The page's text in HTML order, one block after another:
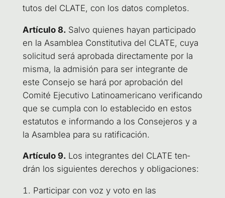
tu­tos del CLA­TE, con los datos completos.
Artícu­lo 8. Sal­vo quie­nes hayan par­ti­ci­pa­do
en la Asam­blea Cons­ti­tu­ti­va del CLA­TE, cuya
soli­ci­tud será apro­ba­da direc­ta­men­te por la
mis­ma, la admi­sión para ser inte­gran­te de
este Con­se­jo se hará por apro­ba­ción del
Comi­té Eje­cu­ti­vo Lati­no­ame­ri­cano veri­fi­can­do
que se cum­pla con lo esta­ble­ci­do en estos
esta­tu­tos e infor­man­do a los Con­se­je­ros y a
la Asam­blea para su ratificación.
Artícu­lo 9. Los inte­gran­tes del CLA­TE ten­
drán los siguien­tes dere­chos y obligaciones:
Par­ti­ci­par con voz y voto en las